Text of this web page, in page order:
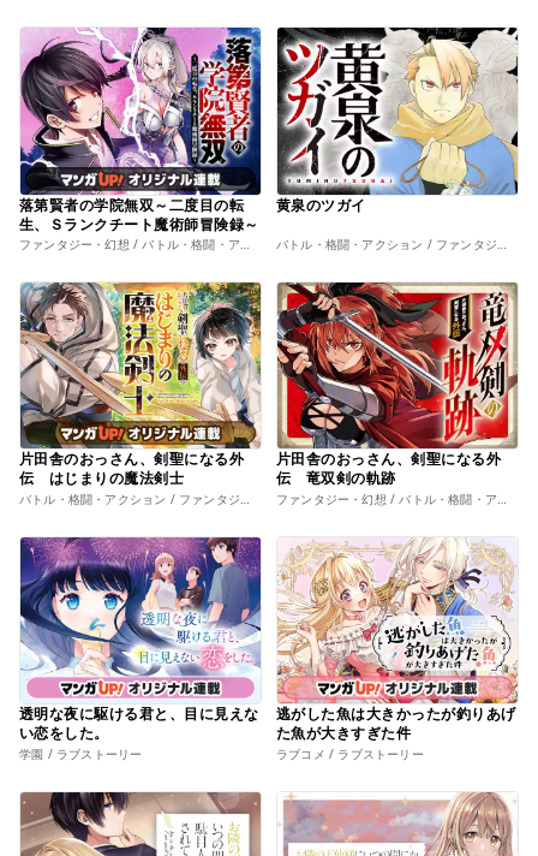
落第賢者の学院無双～二度目の転
生、Ｓランクチート魔術師冒険録～
ファンタジー・幻想 / バトル・格闘・アクション
黄泉のツガイ
バトル・格闘・アクション / ファンタジー・幻想
片田舎のおっさん、剣聖になる外
伝 はじまりの魔法剣士
バトル・格闘・アクション / ファンタジー・幻想
片田舎のおっさん、剣聖になる外
伝 竜双剣の軌跡
ファンタジー・幻想 / バトル・格闘・アクション
透明な夜に駆ける君と、目に見えな
い恋をした。
学園 / ラブストーリー
逃がした魚は大きかったが釣りあげ
た魚が大きすぎた件
ラブコメ / ラブストーリー